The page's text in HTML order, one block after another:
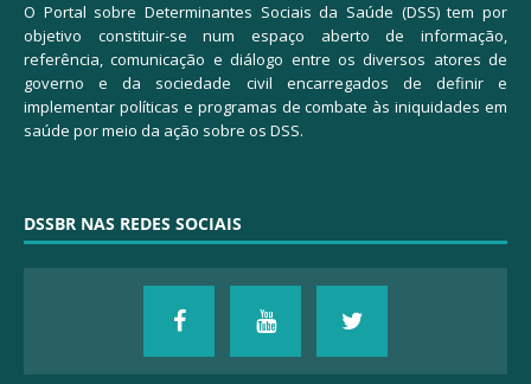
O Portal sobre Determinantes Sociais da Saúde (DSS) tem por
objetivo constituir-se num espaço aberto de informação,
referência, comunicação e diálogo entre os diversos atores de
governo e da sociedade civil encarregados de definir e
implementar políticas e programas de combate às iniquidades em
saúde por meio da ação sobre os DSS.
DSSBR NAS REDES SOCIAIS